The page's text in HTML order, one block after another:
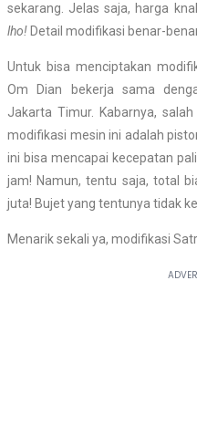
sekarang. Jelas saja, harga
lho! Detail modifikasi benar-
Untuk bisa menciptakan
Om Dian bekerja sama
Jakarta Timur. Kabarnya,
modifikasi mesin ini adalah
ini bisa mencapai kecepatan
jam! Namun, tentu saja, total
juta! Bujet yang tentunya tidak
Menarik sekali ya, modifikasi